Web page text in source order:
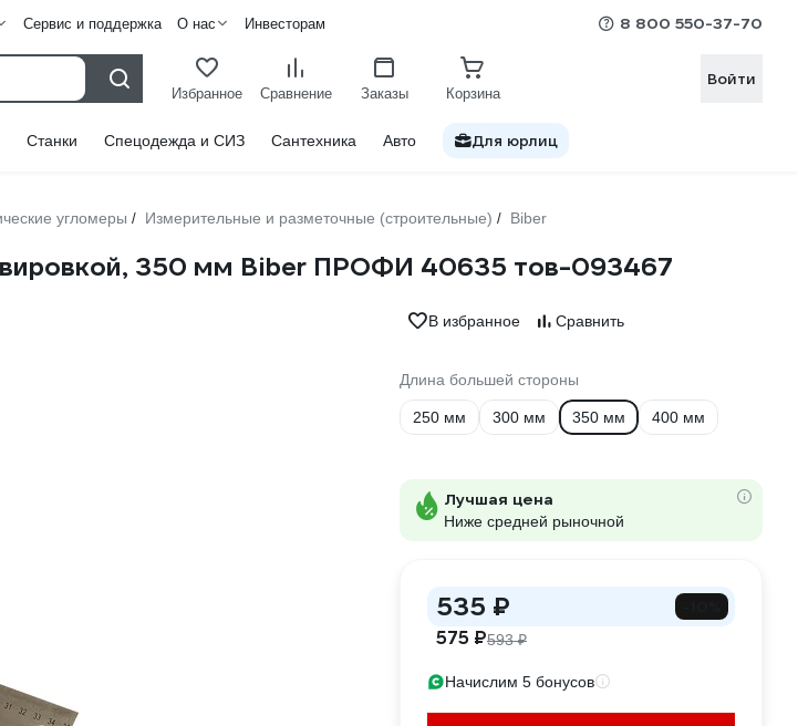
Сервис и поддержка О нас Инвесторам 8 800 550-37-70
Избранное Сравнение Заказы Корзина
Войти
Станки Спецодежда и СИЗ Сантехника Авто Для юрлиц
угломеры / Измерительные и разметочные (строительные) / Biber
350 мм Biber ПРОФИ 40635 тов-093467
В избранное Сравнить
Длина большей стороны
250 мм 300 мм 350 мм 400 мм
Лучшая цена
Ниже средней рыночной
535 ₽
575 ₽593 ₽
Начислим 5 бонусов